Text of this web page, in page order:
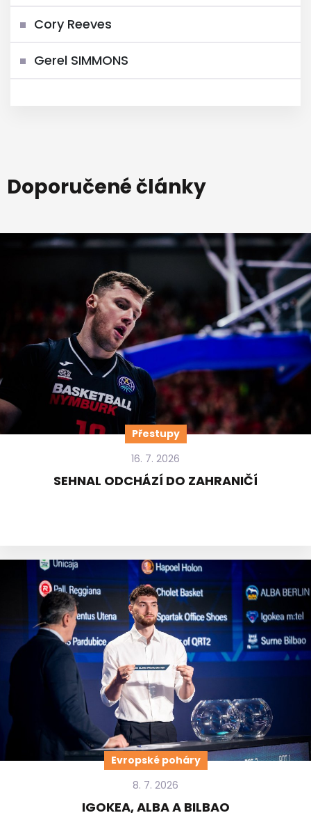
Cory Reeves
Gerel SIMMONS
Doporučené články
Přestupy
16. 7. 2026
SEHNAL ODCHÁZÍ DO ZAHRANIČÍ
Evropské poháry
8. 7. 2026
IGOKEA, ALBA A BILBAO